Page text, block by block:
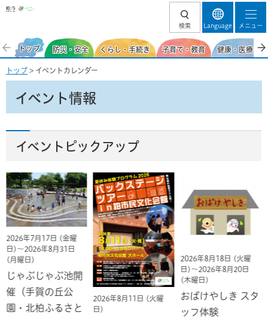
柏市
検索 Language メニュー
トップ 防災・安全 くらし・手続き 子育て・教育 健康・医療・
トップ > イベントカレンダー
イベント情報
イベントピックアップ
2026年7月17日 (金曜
日)～2026年8月31日
(月曜日)
じゃぶじゃぶ池開
催（手賀の丘公
園・北柏ふるさと
2026年8月11日 (火曜
日)
2026年8月18日 (火曜
日)～2026年8月20日
(木曜日)
おばけやしき スタ
ッフ体験